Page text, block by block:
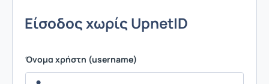
Είσοδος χωρίς UpnetID
Όνομα χρήστη (username)